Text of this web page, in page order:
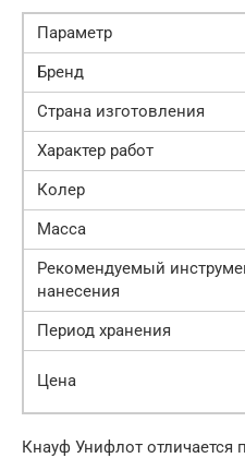
Параметр
Бренд
Страна изготовления
Характер работ
Колер
Масса
Рекомендуемый
нанесения
Период хранения
Цена
Кнауф Унифлот